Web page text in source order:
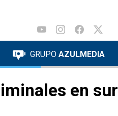
GRUPO AZULMEDIA
en sur